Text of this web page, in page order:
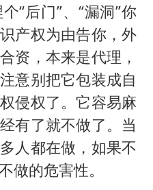
“后门”、“漏洞”你
产权为由告你，外
资，本来是代理，
意别把它包装成自
侵权了。它容易麻
有了就不做了。当
人都在做，如果不
做的危害性。